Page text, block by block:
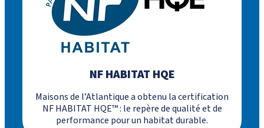
NF HABITAT HQE
Maisons de l’Atlantique a obtenu la certification
NF HABITAT HQE™ : le repère de qualité et de
performance pour un habitat durable.